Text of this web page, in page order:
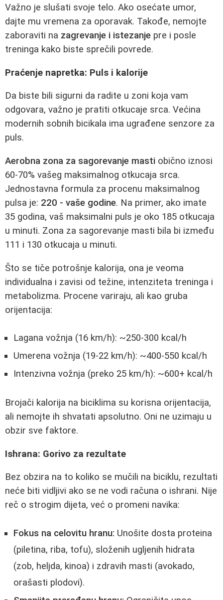
Važno je slušati svoje telo. Ako osećate umor,
dajte mu vremena za oporavak. Takođe, nemojte
zaboraviti na zagrevanje i istezanje pre i posle
treninga kako biste sprečili povrede.
Praćenje napretka: Puls i kalorije
Da biste bili sigurni da radite u zoni koja vam
odgovara, važno je pratiti otkucaje srca. Većina
modernih sobnih bicikala ima ugrađene senzore za
puls.
Aerobna zona za sagorevanje masti obično iznosi
60-70% vašeg maksimalnog otkucaja srca.
Jednostavna formula za procenu maksimalnog
pulsa je: 220 - vaše godine. Na primer, ako imate
35 godina, vaš maksimalni puls je oko 185 otkucaja
u minuti. Zona za sagorevanje masti bila bi između
111 i 130 otkucaja u minuti.
Što se tiče potrošnje kalorija, ona je veoma
individualna i zavisi od težine, intenziteta treninga i
metabolizma. Procene variraju, ali kao gruba
orijentacija:
Lagana vožnja (16 km/h): ~250-300 kcal/h
Umerena vožnja (19-22 km/h): ~400-550 kcal/h
Intenzivna vožnja (preko 25 km/h): ~600+ kcal/h
Brojači kalorija na biciklima su korisna orijentacija,
ali nemojte ih shvatati apsolutno. Oni ne uzimaju u
obzir sve faktore.
Ishrana: Gorivo za rezultate
Bez obzira na to koliko se mučili na biciklu, rezultati
neće biti vidljivi ako se ne vodi računa o ishrani. Nije
reč o strogim dijeta, već o promeni navika:
Fokus na celovitu hranu: Unošite dosta proteina
(piletina, riba, tofu), složenih ugljenih hidrata
(zob, heljda, kinoa) i zdravih masti (avokado,
orašasti plodovi).